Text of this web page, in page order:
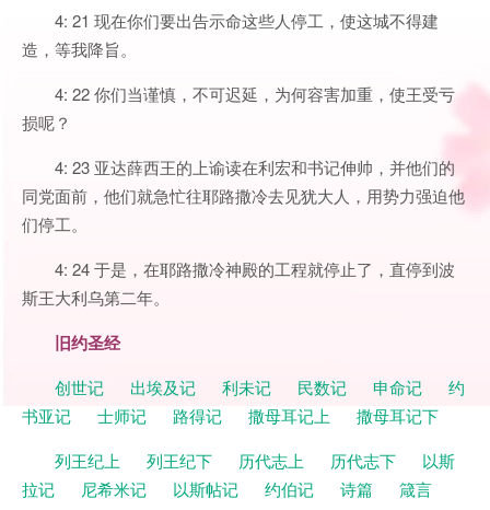
4: 21 现在你们要出告示命这些人停工，使这城不得建
造，等我降旨。
4: 22 你们当谨慎，不可迟延，为何容害加重，使王受亏
损呢？
4: 23 亚达薛西王的上谕读在利宏和书记伸帅，并他们的
同党面前，他们就急忙往耶路撒冷去见犹大人，用势力强迫他
们停工。
4: 24 于是，在耶路撒冷神殿的工程就停止了，直停到波
斯王大利乌第二年。
旧约圣经
创世记 出埃及记 利未记 民数记 申命记
约
书亚记
士师记 路得记 撒母耳记上
撒母耳记下
列王纪上
列王纪下 历代志上 历代志下
以斯
拉记
尼希米记 以斯帖记 约伯记 诗篇
箴言